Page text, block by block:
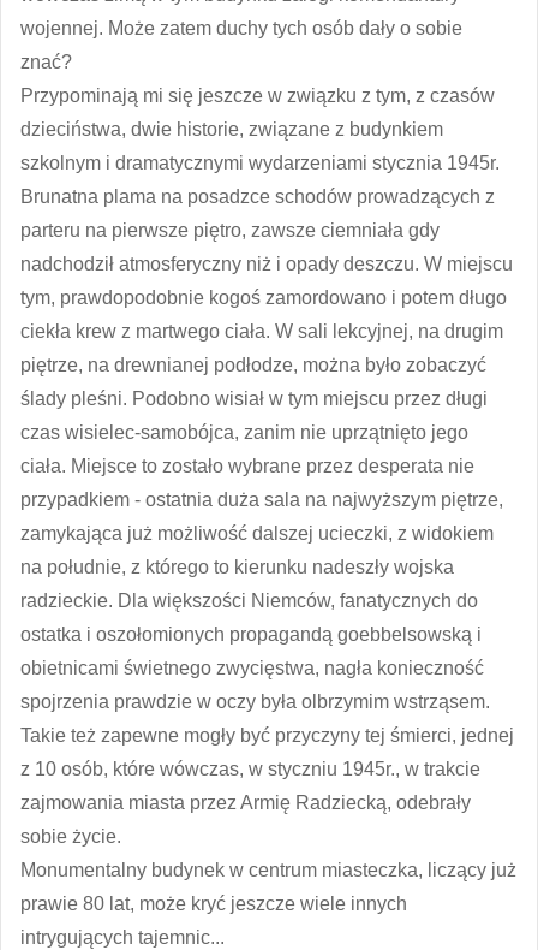
wojennej. Może zatem duchy tych osób dały o sobie
znać?
Przypominają mi się jeszcze w związku z tym, z czasów
dzieciństwa, dwie historie, związane z budynkiem
szkolnym i dramatycznymi wydarzeniami stycznia 1945r.
Brunatna plama na posadzce schodów prowadzących z
parteru na pierwsze piętro, zawsze ciemniała gdy
nadchodził atmosferyczny niż i opady deszczu. W miejscu
tym, prawdopodobnie kogoś zamordowano i potem długo
ciekła krew z martwego ciała. W sali lekcyjnej, na drugim
piętrze, na drewnianej podłodze, można było zobaczyć
ślady pleśni. Podobno wisiał w tym miejscu przez długi
czas wisielec-samobójca, zanim nie uprzątnięto jego
ciała. Miejsce to zostało wybrane przez desperata nie
przypadkiem - ostatnia duża sala na najwyższym piętrze,
zamykająca już możliwość dalszej ucieczki, z widokiem
na południe, z którego to kierunku nadeszły wojska
radzieckie. Dla większości Niemców, fanatycznych do
ostatka i oszołomionych propagandą goebbelsowską i
obietnicami świetnego zwycięstwa, nagła konieczność
spojrzenia prawdzie w oczy była olbrzymim wstrząsem.
Takie też zapewne mogły być przyczyny tej śmierci, jednej
z 10 osób, które wówczas, w styczniu 1945r., w trakcie
zajmowania miasta przez Armię Radziecką, odebrały
sobie życie.
Monumentalny budynek w centrum miasteczka, liczący już
prawie 80 lat, może kryć jeszcze wiele innych
intrygujących tajemnic...